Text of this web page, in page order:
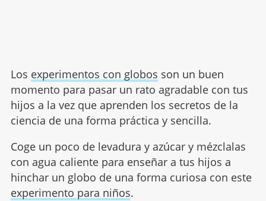
Los experimentos con globos son un buen
momento para pasar un rato agradable con tus
hijos a la vez que aprenden los secretos de la
ciencia de una forma práctica y sencilla.
Coge un poco de levadura y azúcar y mézclalas
con agua caliente para enseñar a tus hijos a
hinchar un globo de una forma curiosa con este
experimento para niños.